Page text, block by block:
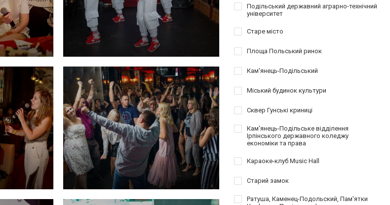
Подільський державний аграрно-технічний
університет
Старе місто
Площа Польський ринок
Кам'янець-Подільський
Міський будинок культури
Сквер Гунські криниці
Кам'янець-Подільське відділення
Ірпінського державного коледжу
економіки та права
Караоке-клуб Music Hall
Старий замок
Ратуша, Каменец-Подольский, Пам'ятки